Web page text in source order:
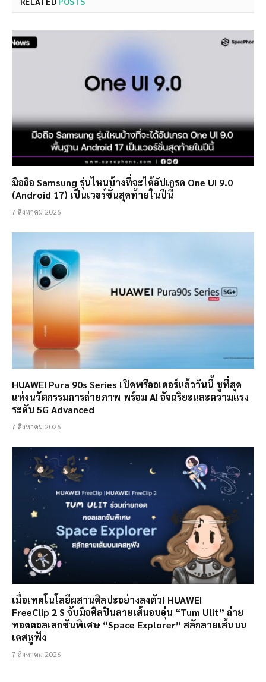
มือถือ Samsung รุ่นไหนบ้างที่จะได้อัปเกรด One UI 9.0
(Android 17) เป็นเวอร์ชั่นสุดท้ายในปีนี้
7 สิงหาคม 2026
HUAWEI Pura 90s Series เปิดพรีออเดอร์แล้ววันนี้ ชูที่สุด
แห่งนวัตกรรมการถ่ายภาพ พร้อม AI อัจฉริยะและความแรง
ระดับ 5G Advanced
7 สิงหาคม 2026
เมื่อเทคโนโลยีผสานศิลปะอย่างลงตัว! HUAWEI
FreeClip 2 S จับมือศิลปินลายเส้นอบอุ่น “Tum Ulit” ถ่าย
ทอดคอลเลกชันพิเศษ “Space Explorer” สลักลายเส้นบน
เคสหูฟัง
7 สิงหาคม 2026